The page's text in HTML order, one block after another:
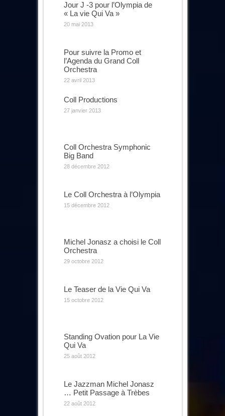
Jour J -3 pour l’Olympia de
« La vie Qui Va »
20 mai 2013
Pour suivre la Promo et
l’Agenda du Grand Coll
Orchestra
22 avril 2013
Coll Productions
27 janvier 2013
Coll Orchestra Symphonic
Big Band
28 décembre 2012
Le Coll Orchestra à l’Olympia
15 décembre 2012
Michel Jonasz a choisi le Coll
Orchestra
29 octobre 2012
Le Teaser de la Vie Qui Va
15 octobre 2012
Standing Ovation pour La Vie
Qui Va
25 août 2012
Le Jazzman Michel Jonasz
… Petit Passage à Trèbes
22 août 2012